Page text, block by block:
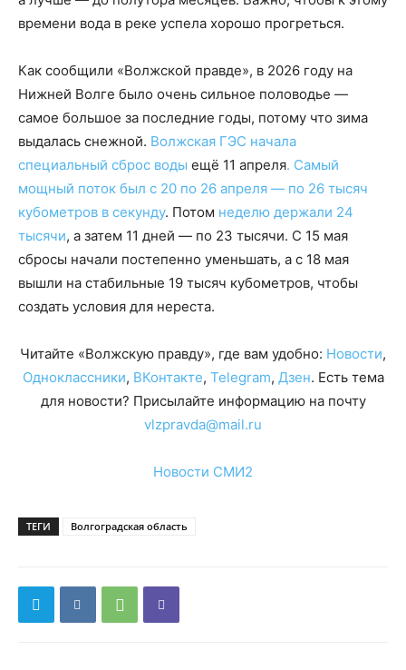
времени вода в реке успела хорошо прогреться.
Как сообщили «Волжской правде», в 2026 году на
Нижней Волге было очень сильное половодье —
самое большое за последние годы, потому что зима
выдалась снежной. Волжская ГЭС начала
специальный сброс воды ещё 11 апреля. Самый
мощный поток был с 20 по 26 апреля — по 26 тысяч
кубометров в секунду. Потом неделю держали 24
тысячи, а затем 11 дней — по 23 тысячи. С 15 мая
сбросы начали постепенно уменьшать, а с 18 мая
вышли на стабильные 19 тысяч кубометров, чтобы
создать условия для нереста.
Читайте «Волжскую правду», где вам удобно: Новости,
Одноклассники, ВКонтакте, Telegram, Дзен. Есть тема
для новости? Присылайте информацию на почту
vlzpravda@mail.ru
Новости СМИ2
ТЕГИ Волгоградская область